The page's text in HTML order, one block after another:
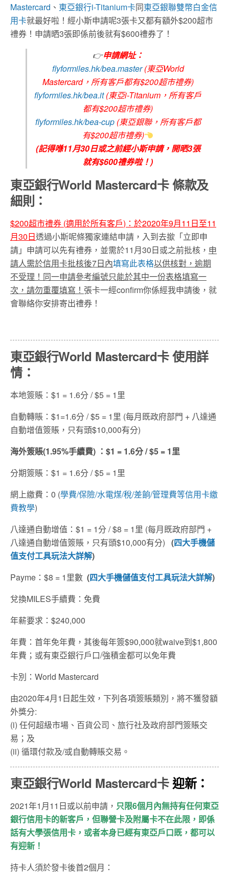
Mastercard 、 東亞銀行i-Titanium卡同東亞銀聯雙幣白金信
用卡就最好啦！經小斯申請呢3張卡又都有額外$200超市
禮券！申請晒3張即係前後就有$600禮券了！
👉申請網址：
flyformiles.hk/bea.master(東亞World
Mastercard，所有客戶都有$200超市禮券)
flyformiles.hk/bea.it(東亞i-Titanium，所有客戶
都有$200超市禮券)
flyformiles.hk/bea-cup(東亞銀聯，所有客戶都
有$200超市禮券)
(記得喺11月30日或之前經小斯申請，開晒3張
就有$600禮券啦！)
東亞銀行World Mastercard卡條款及
細則：
$200超市禮券 (適用於所有客戶) ：於2020年9月11日至11
月30日透過小斯呢條獨家連結申請，入到去撳「立即申
請」申請可以先有禮券，並需於11月30日或之前批核， 申
請人需於信用卡批核後7日內填寫此表格以供核對，逾期
不受理！同一申請參考編號只能於其中一份表格填寫一
次，請勿重覆填寫！ 張卡一經confirm你係經我申請後，就
會聯絡你安排寄出禮券！
東亞銀行World Mastercard卡 使用詳
情：
本地簽賬：$1 = 1.6分 / $5 = 1里
自動轉賬：$1=1.6分 / $5 = 1里 (每月既政府部門 + 八達通
自動增值簽賬，只有頭$10,000有分)
海外簽賬(1.95%手續費) ：$1 = 1.6分 / $5 = 1里
分期簽賬：$1 = 1.6分 / $5 = 1里
網上繳費：0 (學費/保險/水電煤/稅/差餉/管理費等信用卡繳
費教學)
八達通自動增值：$1 = 1分 / $8 = 1里 (每月既政府部門 +
八達通自動增值簽賬，只有頭$10,000有分) (四大手機儲
值支付工具玩法大詳解)
Payme：$8 = 1里數 (四大手機儲值支付工具玩法大詳解)
兌換MILES手續費：免費
年薪要求：$240,000
年費：首年免年費，其後每年簽$90,000就waive到$1,800
年費；或有東亞銀行戶口/強積金都可以免年費
卡別：World Mastercard
由2020年4月1日起生效，下列各項簽賬類別，將不獲發額
外獎分:
(i) 任何超級市場、百貨公司、旅行社及政府部門簽賬交
易；及
(ii) 循環付款及/或自動轉賬交易。
東亞銀行World Mastercard卡迎新：
2021年1月11日或以前申請， 只限6個月內無持有任何東亞
銀行信用卡的新客戶，但聯營卡及附屬卡不在此限，即係
話有大學張信用卡，或者本身已經有東亞戶口既，都可以
有迎新！
持卡人須於發卡後首2個月：